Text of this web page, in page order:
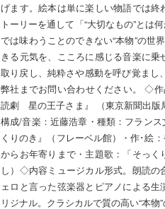
げます。絵本は単に楽しい物語では
トーリーを通して「“大切なもの”と
では味わうことのできない“本物”の世
きる元気を、こころに感じる音楽に
取り戻し、純粋さや感動を呼び覚まし
弊社までお問い合わせください。 ◇
読劇 星の王子さま』 （東京新聞出版
構成/音楽：近藤浩章・種類：フラン
くりのき』（フレーベル館）・作･絵
からお年寄りまで・主題歌：「そっ
し）◇内容ミュージカル形式。朗読
ェロと言った弦楽器とピアノによる
リジナル。クラシカルで質の高い“本物